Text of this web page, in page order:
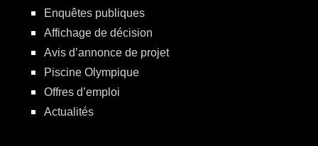
Enquêtes publiques
Affichage de décision
Avis d’annonce de projet
Piscine Olympique
Offres d’emploi
Actualités